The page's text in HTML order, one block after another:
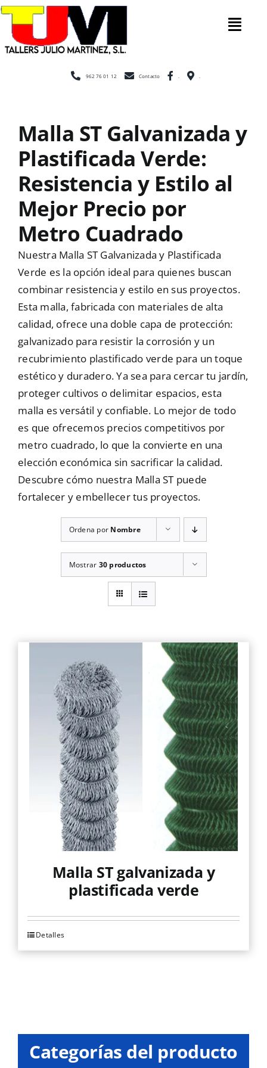
Saltar
contenido
Inicio
Escaleras
Mallas
Noticias
Contacto
962 76 01 12 Contacto
Malla ST Galvanizada y
Plastificada Verde:
Resistencia y Estilo al
Mejor Precio por
Metro Cuadrado
Nuestra Malla ST Galvanizada y Plastificada
Verde es la opción ideal para quienes buscan
combinar resistencia y estilo en sus proyectos.
Esta malla, fabricada con materiales de alta
calidad, ofrece una doble capa de protección:
galvanizado para resistir la corrosión y un
recubrimiento plastificado verde para un toque
estético y duradero. Ya sea para cercar tu jardín,
proteger cultivos o delimitar espacios, esta
malla es versátil y confiable. Lo mejor de todo
es que ofrecemos precios competitivos por
metro cuadrado, lo que la convierte en una
elección económica sin sacrificar la calidad.
Descubre cómo nuestra Malla ST puede
fortalecer y embellecer tus proyectos.
Ordena por Nombre
Mostrar 30 productos
Malla ST galvanizada y
plastificada verde
Este
producto
se
Detalles
Categorías del producto